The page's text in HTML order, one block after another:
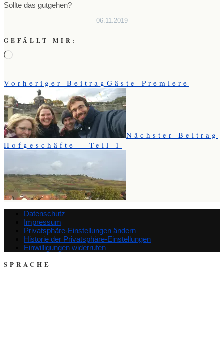
Sollte das gutgehen?
06.11.2019
GEFÄLLT MIR:
Wird
Vorheriger Beitrag Gäste-Premiere
Nächster Beitrag
Hofgeschäfte - Teil 1
Datenschutz
Impressum
Privatsphäre-Einstellungen ändern
Historie der Privatsphäre-Einstellungen
Einwilligungen widerrufen
SPRACHE